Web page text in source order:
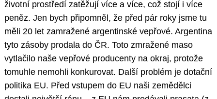
životní prostředí zatěžují více a více, což stojí i více
peněz. Jen bych připomněl, že před pár roky jsme tu
měli 20 let zamražené argentinské vepřové. Argentina
tyto zásoby prodala do ČR. Toto zmražené maso
vytlačilo naše vepřové producenty na okraj, protože
tomuhle nemohli konkurovat. Další problém je dotační
politika EU. Před vstupem do EU naši zemědělci